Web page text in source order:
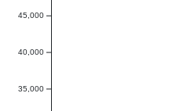
35,000
40,000
45,000